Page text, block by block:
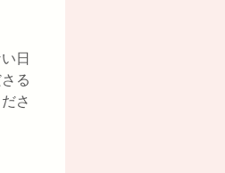
日
る
さ